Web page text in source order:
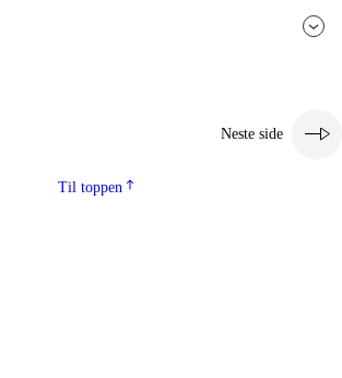
Neste side
Til toppen